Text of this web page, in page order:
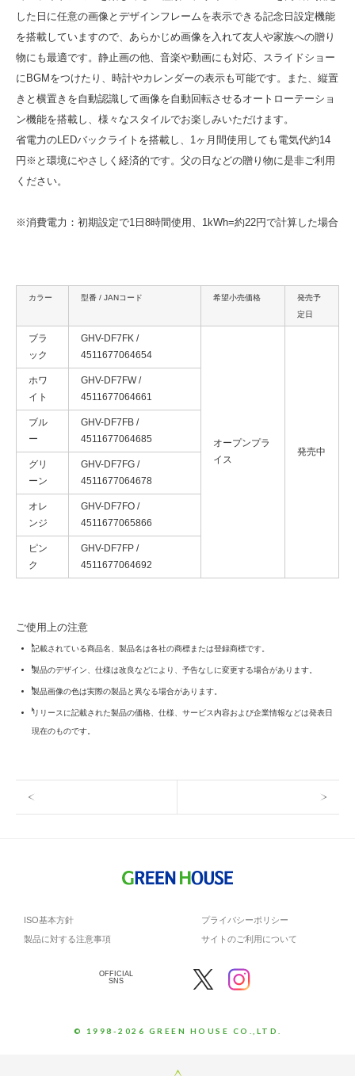
した日に任意の画像とデザインフレームを表示できる記念日設定機能
を搭載していますので、あらかじめ画像を入れて友人や家族への贈り
物にも最適です。静止画の他、音楽や動画にも対応、スライドショー
にBGMをつけたり、時計やカレンダーの表示も可能です。また、縦置
きと横置きを自動認識して画像を自動回転させるオートローテーショ
ン機能を搭載し、様々なスタイルでお楽しみいただけます。
省電力のLEDバックライトを搭載し、1ヶ月間使用しても電気代約14
円※と環境にやさしく経済的です。父の日などの贈り物に是非ご利用
ください。
※消費電力：初期設定で1日8時間使用、1kWh=約22円で計算した場合
カラー 型番 / JANコード 希望小売価格
発売予
定日
ブラ
ック
GHV-DF7FK /
4511677064654
オープンプラ
イス
発売中
ホワ
イト
GHV-DF7FW /
4511677064661
ブル
ー
GHV-DF7FB /
4511677064685
グリ
ーン
GHV-DF7FG /
4511677064678
オレ
ンジ
GHV-DF7FO /
4511677065866
ピン
ク
GHV-DF7FP /
4511677064692
ご使用上の注意
記載されている商品名、製品名は各社の商標または登録商標です。
製品のデザイン、仕様は改良などにより、予告なしに変更する場合があります。
製品画像の色は実際の製品と異なる場合があります。
リリースに記載された製品の価格、仕様、サービス内容および企業情報などは発表日
現在のものです。
ISO基本方針
プライバシーポリシー
製品に対する注意事項
サイトのご利用について
OFFICIAL
SNS
© 1998-2026 GREEN HOUSE CO.,LTD.